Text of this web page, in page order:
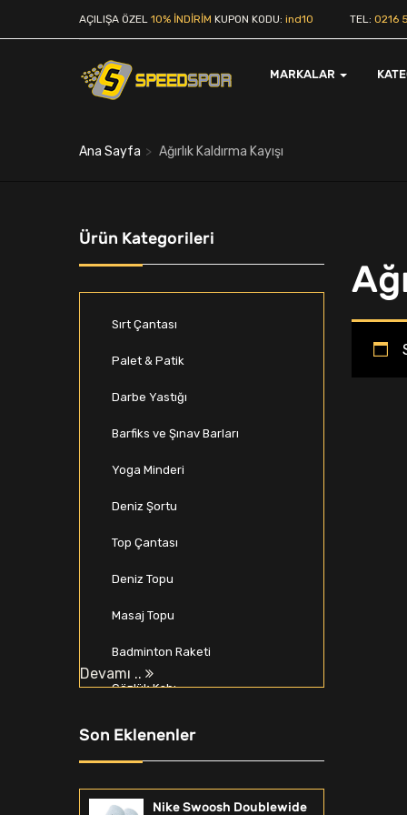
AÇILIŞA ÖZEL 10% İNDİRİM KUPON KODU: ind10 TEL: 0216
MARKALAR
Ana Sayfa Ağırlık Kaldırma Kayışı
Ürün Kategorileri
Sırt Çantası
Palet & Patik
Darbe Yastığı
Barfiks ve Şınav Barları
Yoga Minderi
Deniz Şortu
Top Çantası
Deniz Topu
Masaj Topu
Badminton Raketi
Gözlük Kabı
Spor Softshell & Polar
Zıplama Kutusu
Devamı ..
Son Eklenenler
Nike Swoosh Doublewide